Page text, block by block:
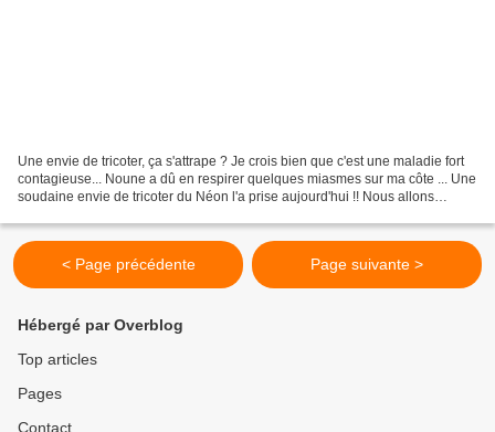
Une envie de tricoter, ça s'attrape ? Je crois bien que c'est une maladie fort
contagieuse... Noune a dû en respirer quelques miasmes sur ma côte ... Une
soudaine envie de tricoter du Néon l'a prise aujourd'hui !! Nous allons
< Page précédente Page suivante >
Hébergé par Overblog
Top articles
Pages
Contact